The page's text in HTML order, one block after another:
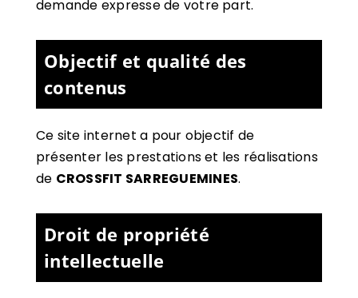
demande expresse de votre part.
Objectif et qualité des
contenus
Ce site internet a pour objectif de
présenter les prestations et les réalisations
de CROSSFIT SARREGUEMINES.
Droit de propriété
intellectuelle